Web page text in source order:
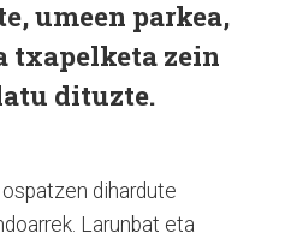
umeen parkea,
txapelketa zein
dituzte.
dihardute
Larunbat eta